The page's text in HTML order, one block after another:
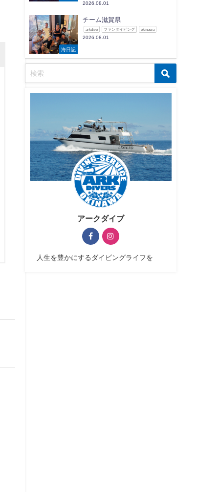
2026.08.01
海日記
チーム滋賀県
arkdive ファンダイビング okinawa
2026.08.01
アークダイブ
人生を豊かにするダイビングライフを